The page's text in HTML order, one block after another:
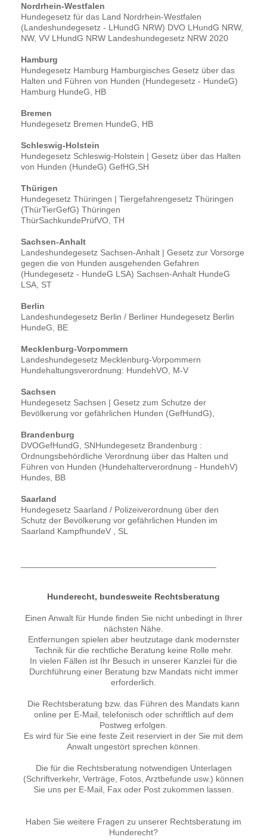
Nordrhein-Westfalen
Hundegesetz für das Land Nordrhein-Westfalen
(Landeshundegesetz - LHundG NRW) DVO LHundG NRW,
NW, VV LHundG NRW Landeshundegesetz NRW 2020
Hamburg
Hundegesetz Hamburg Hamburgisches Gesetz über das
Halten und Führen von Hunden (Hundegesetz - HundeG)
Hamburg HundeG, HB
Bremen
Hundegesetz Bremen HundeG, HB
Schleswig-Holstein
Hundegesetz Schleswig-Holstein | Gesetz über das Halten
von Hunden (HundeG) GefHG,SH
Thürigen
Hundegesetz Thüringen | Tiergefahrengesetz Thüringen
(ThürTierGefG) Thüringen
ThürSachkundePrüfVO, TH
Sachsen-Anhalt
Landeshundegesetz Sachsen-Anhalt | Gesetz zur Vorsorge
gegen die von Hunden ausgehenden Gefahren
(Hundegesetz - HundeG LSA) Sachsen-Anhalt HundeG
LSA, ST
Berlin
Landeshundegesetz Berlin / Berliner Hundegesetz Berlin
HundeG, BE
Mecklenburg-Vorpommern
Landeshundegesetz Mecklenburg-Vorpommern
Hundehaltungsverordnung: HundehVO, M-V
Sachsen
Hundegesetz Sachsen | Gesetz zum Schutze der
Bevölkerung vor gefährlichen Hunden (GefHundG),
Brandenburg
DVOGefHundG, SNHundegesetz Brandenburg :
Ordnungsbehördliche Verordnung über das Halten und
Führen von Hunden (Hundehalterverordnung - HundehV)
Hundes, BB
Saarland
Hundegesetz Saarland / Polizeiverordnung über den
Schutz der Bevölkerung vor gefährlichen Hunden im
Saarland KampfhundeV , SL
Hunderecht, bundesweite Rechtsberatung
Einen Anwalt für Hunde finden Sie nicht unbedingt in Ihrer
nächsten Nähe.
Entfernungen spielen aber heutzutage dank modernster
Technik für die rechtliche Beratung keine Rolle mehr.
In vielen Fällen ist Ihr Besuch in unserer Kanzlei für die
Durchführung einer Beratung bzw Mandats nicht immer
erforderlich.
Die Rechtsberatung bzw. das Führen des Mandats kann
online per E-Mail, telefonisch oder schriftlich auf dem
Postweg erfolgen.
Es wird für Sie eine feste Zeit reserviert in der Sie mit dem
Anwalt ungestört sprechen können.
Die für die Rechtsberatung notwendigen Unterlagen
(Schriftverkehr, Verträge, Fotos, Arztbefunde usw.) können
Sie uns per E-Mail, Fax oder Post zukommen lassen.
Haben Sie weitere Fragen zu unserer Rechtsberatung im
Hunderecht?